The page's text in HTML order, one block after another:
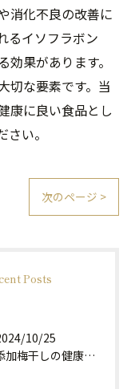
消化不良の改善に
るイソフラボン
果があります。
切な要素です。当
康に良い食品とし
い。
次のページ >
Posts
10/25
無添加梅干しの健康効果と日常の取り入れ方